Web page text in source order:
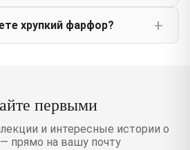
хрупкий фарфор?
первыми
и интересные истории о
прямо на вашу почту